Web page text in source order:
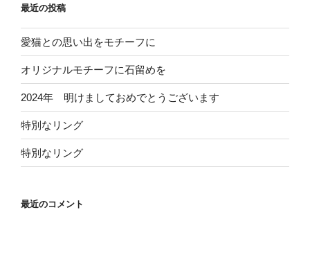
最近の投稿
愛猫との思い出をモチーフに
オリジナルモチーフに石留めを
2024年 明けましておめでとうございます
特別なリング
特別なリング
最近のコメント